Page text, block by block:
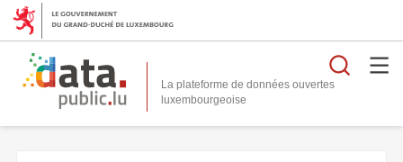
La plateforme de données ouvertes